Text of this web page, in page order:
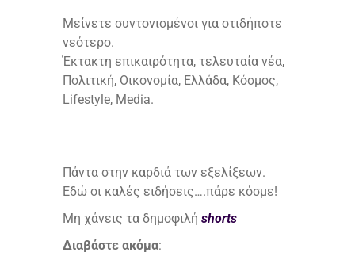
Μείνετε συντονισμένοι για οτιδήποτε
νεότερο.
Έκτακτη επικαιρότητα, τελευταία νέα,
Πολιτική, Οικονομία, Ελλάδα, Κόσμος,
Lifestyle, Media.
Πάντα στην καρδιά των εξελίξεων.
Εδώ οι καλές ειδήσεις….πάρε κόσμε!
Μη χάνεις τα δημοφιλή shorts
Διαβάστε ακόμα: